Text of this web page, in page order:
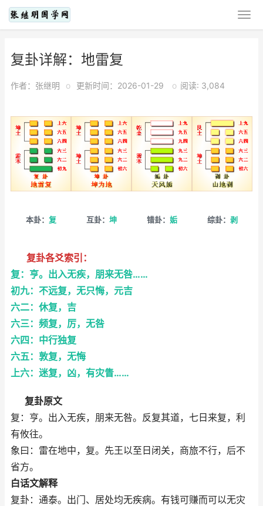
复卦详解：地雷复
作者：张继明 o 更新时间：2026-01-29 o 阅读: 3,084
本卦： 复 互卦： 坤 错卦： 姤 综卦： 剥
复卦各爻索引：
复：亨。出入无疾，朋来无咎……
初九：不远复，无只悔，元吉
六二：休复，吉
六三：频复，厉，无咎
六四：中行独复
六五：敦复，无悔
上六：迷复，凶，有灾眚……
复卦原文
复：亨。出入无疾，朋来无咎。反复其道，七日来复，利
有攸往。
象曰：雷在地中，复。先王以至日闭关，商旅不行，后不
省方。
白话文解释
复卦：通泰。出门、居处均无疾病。有钱可赚而可以无灾